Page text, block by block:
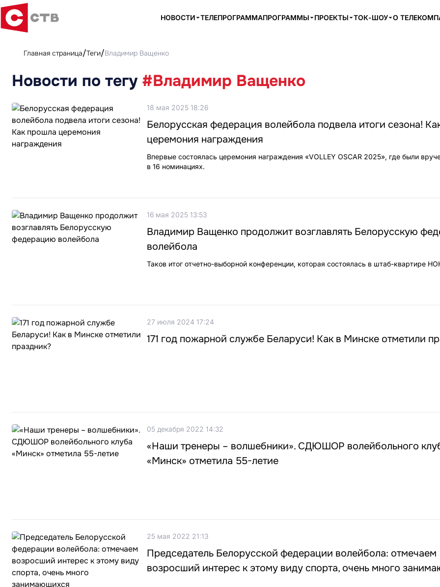
НОВОСТИ ТЕЛЕПРОГРАММАПРОГРАММЫ ПРОЕКТЫ ТОК-ШОУ О
Главная страница Теги Владимир Ващенко
Новости по тегу #Владимир Ващенко
18 мая 2025 18:26
Белорусская федерация волейбола подвела итоги сезона!
церемония награждения
Впервые состоялась церемония награждения «VOLLEY OSCAR 2025», где были
в 16 номинациях.
16 мая 2025 13:53
Владимир Ващенко продолжит возглавлять Белорусскую
волейбола
Таков итог отчетно-выборной конференции, которая состоялась в штаб-квартире
27 июля 2024 17:24
171 год пожарной службе Беларуси! Как в Минске отметили
05 декабря 2022 14:32
«Наши тренеры – волшебники». СДЮШОР волейбольного
«Минск» отметила 55-летие
25 мая 2022 21:13
Председатель Белорусской федерации волейбола: отмечаем
возросший интерес к этому виду спорта, очень много